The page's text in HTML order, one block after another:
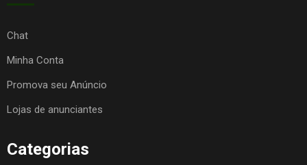
Chat
Minha Conta
Promova seu Anúncio
Lojas de anunciantes
Categorias